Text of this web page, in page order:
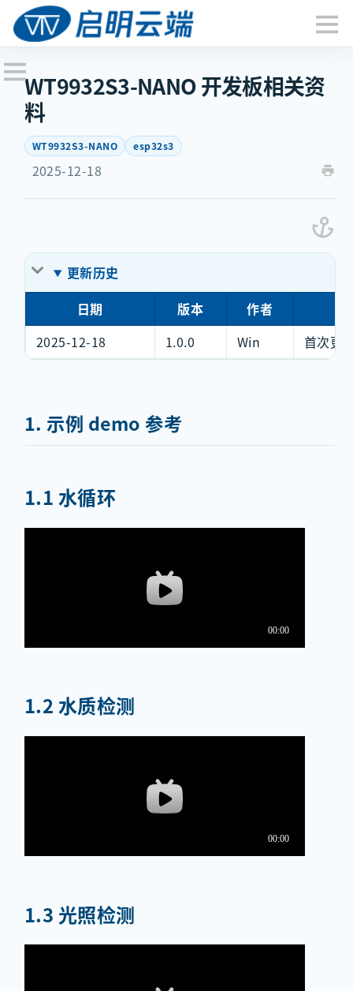
WT9932S3-NANO 开发板相关资
料
WT9932S3-NANO esp32s3
2025-12-18
更新历史
日期
版本 作者
2025-12-18
1.0.0 Win 首次更
1. 示例 demo 参考
1.1 水循环
1.2 水质检测
1.3 光照检测